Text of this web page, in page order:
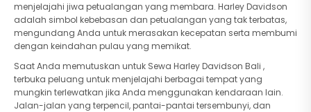
menjelajahi jiwa petualangan yang membara. Harley Davidson
adalah simbol kebebasan dan petualangan yang tak terbatas,
mengundang Anda untuk merasakan kecepatan serta membumi
dengan keindahan pulau yang memikat.
Saat Anda memutuskan untuk Sewa Harley Davidson Bali ,
terbuka peluang untuk menjelajahi berbagai tempat yang
mungkin terlewatkan jika Anda menggunakan kendaraan lain.
Jalan-jalan yang terpencil, pantai-pantai tersembunyi, dan